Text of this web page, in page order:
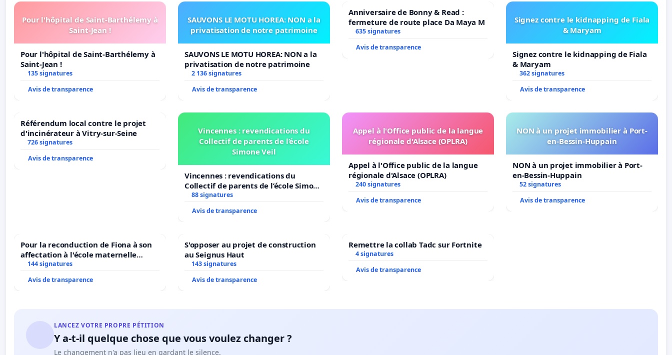
Pour l'hôpital de Saint-Barthélemy à
Saint-Jean !
Pour l'hôpital de Saint-Barthélemy à
Saint-Jean !
135 signatures
Avis de transparence
SAUVONS LE MOTU HOREA: NON a la
privatisation de notre patrimoine
SAUVONS LE MOTU HOREA: NON a la
privatisation de notre patrimoine
2 136 signatures
Avis de transparence
Anniversaire de Bonny & Read :
fermeture de route place Da Maya M
635 signatures
Avis de transparence
Signez contre le kidnapping de Fiala
& Maryam
Signez contre le kidnapping de Fiala
& Maryam
362 signatures
Avis de transparence
Référendum local contre le projet
d'incinérateur à Vitry-sur-Seine
726 signatures
Avis de transparence
Vincennes : revendications du
Collectif de parents de l’école
Simone Veil
Vincennes : revendications du
Collectif de parents de l’école Simone
Veil
88 signatures
Avis de transparence
Appel à l'Office public de la langue
régionale d'Alsace (OPLRA)
Appel à l'Office public de la langue
régionale d'Alsace (OPLRA)
240 signatures
Avis de transparence
NON à un projet immobilier à Port-
en-Bessin-Huppain
NON à un projet immobilier à Port-
en-Bessin-Huppain
52 signatures
Avis de transparence
Pour la reconduction de Fiona à son
affectation à l'école maternelle
LAMARTINE auprès de Léo N. en
144 signatures
Avis de transparence
S'opposer au projet de construction
au Seignus Haut
143 signatures
Avis de transparence
Remettre la collab Tadc sur Fortnite
4 signatures
Avis de transparence
LANCEZ VOTRE PROPRE PÉTITION
Y a-t-il quelque chose que vous voulez changer ?
Le changement n'a pas lieu en gardant le silence.